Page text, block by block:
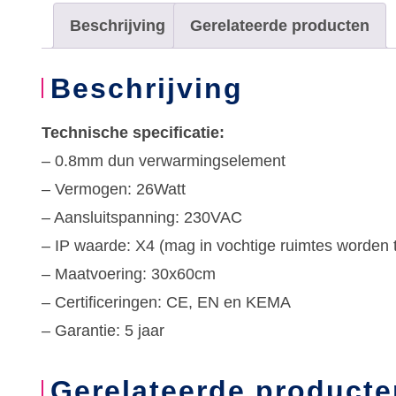
Beschrijving Gerelateerde producten
Beschrijving
Technische specificatie:
– 0.8mm dun verwarmingselement
– Vermogen: 26Watt
– Aansluitspanning: 230VAC
– IP waarde: X4 (mag in vochtige ruimtes worden
– Maatvoering: 30x60cm
– Certificeringen: CE, EN en KEMA
– Garantie: 5 jaar